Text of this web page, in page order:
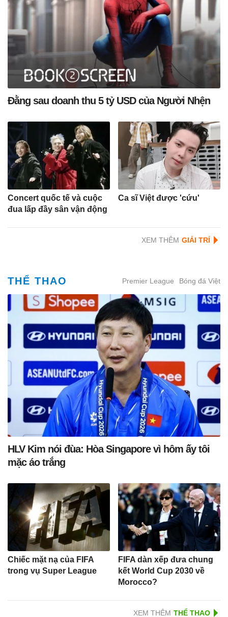
Đằng sau doanh thu 5 tỷ USD của Người Nhện
Concert quốc tế và cuộc
đua lấp đầy sân vận động
Ca sĩ Việt được 'cứu'
XEM THÊM
THỂ THAO Premier League Bóng đá Việt
HLV Kim nói đùa: Hòa Singapore vì hôm ấy tôi
mặc áo trắng
Chiếc mặt nạ của FIFA
trong vụ Super League
FIFA dàn xếp đưa chung
kết World Cup 2030 về
Morocco?
XEM THÊM